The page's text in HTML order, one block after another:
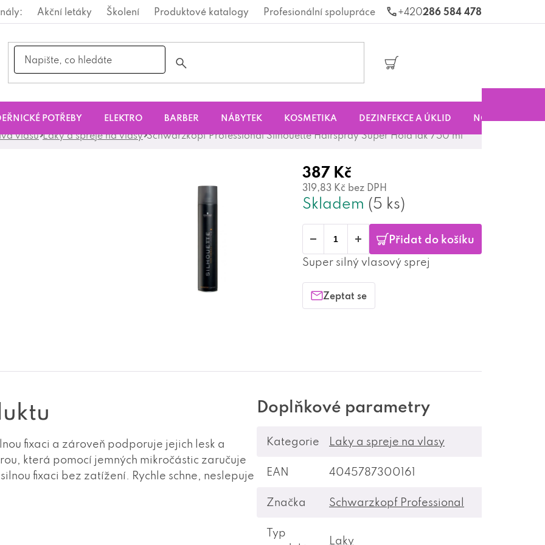
286 584 478
Akční letáky Školení Produktové katalogy Profesionální spolupráce
Nákupní
POTŘEBY ELEKTRO BARBER NÁBYTEK KOSMETIKA DEZINFEKCE A ÚKLID NOVINKY
vlasů Laky a spreje na vlasy Schwarzkopf Professional Silhouette Hairspray Super Hold lak 750 ml
387 Kč
319,83 Kč bez DPH
Skladem (5 ks)
Přidat do košíku
Super silný vlasový sprej
Zeptat se
fixaci a zároveň podporuje jejich lesk a
která pomocí jemných mikročástic zaručuje
fixaci bez zatížení. Rychle schne, neslepuje
Doplňkové parametry
Kategorie Laky a spreje na vlasy
EAN 4045787300161
Značka Schwarzkopf Professional
Typ
Laky